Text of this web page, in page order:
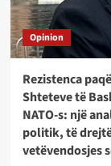
Opinion
Rezistenca
Shteteve të
NATO-s: një
politik, të
vetëvendosjes